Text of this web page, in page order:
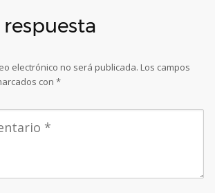
electrónico no será publicada. Los campos
con *